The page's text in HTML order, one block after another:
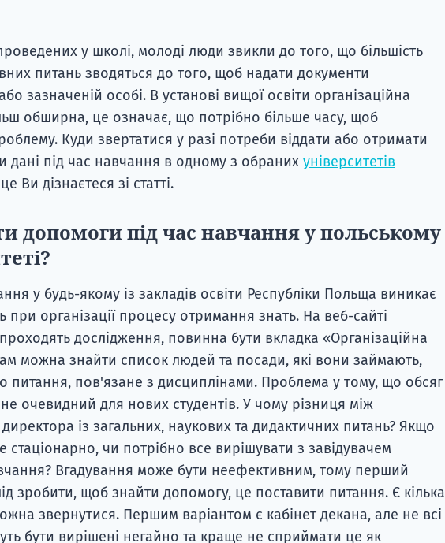
у школі, молоді люди звикли до того, що більшість
питань зводяться до того, щоб надати документи
зазначеній особі. В установі вищої освіти організаційна
обширна, це означає, що потрібно більше часу, щоб
Куди звертатися у разі потреби віддати або отримати
дані під час навчання в одному з обраних університетів
Ви дізнаєтеся зі статті.
допомоги під час навчання у польському
у будь-якому із закладів освіти Республіки Польща виникає
при організації процесу отримання знать. На веб-сайті
проходять дослідження, повинна бути вкладка «Організаційна
можна знайти список людей та посади, які вони займають,
питання, пов'язане з дисциплінами. Проблема у тому, що обсяг
не очевидний для нових студентів. У чому різниця між
із загальних, наукових та дидактичних питань? Якщо
стаціонарно, чи потрібно все вирішувати з завідувачем
Вгадування може бути неефективним, тому перший
зробити, щоб знайти допомогу, це поставити питання. Є кілька
звернутися. Першим варіантом є кабінет декана, але не всі
бути вирішені негайно та краще не сприймати це як